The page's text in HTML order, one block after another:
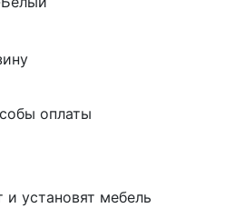
установят мебель